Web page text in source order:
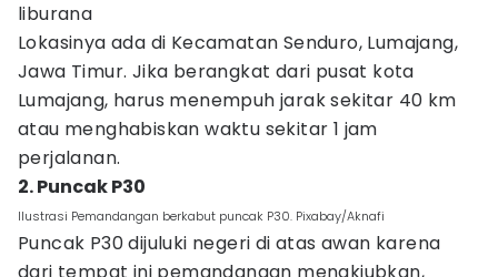
liburana
Lokasinya ada di Kecamatan Senduro, Lumajang,
Jawa Timur. Jika berangkat dari pusat kota
Lumajang, harus menempuh jarak sekitar 40 km
atau menghabiskan waktu sekitar 1 jam
perjalanan.
2. Puncak P30
Ilustrasi Pemandangan berkabut puncak P30. Pixabay/Aknafi
Puncak P30 dijuluki negeri di atas awan karena